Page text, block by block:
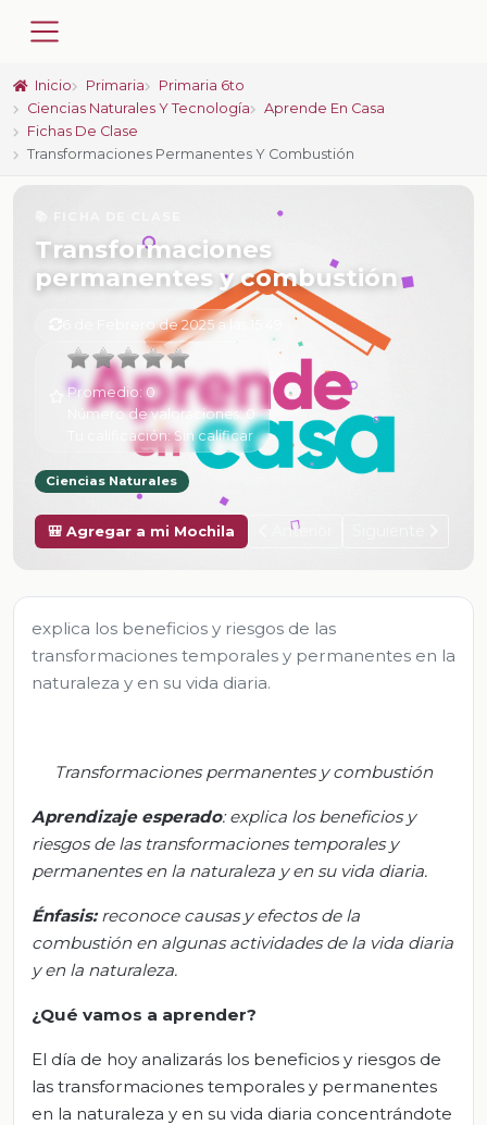
Inicio Primaria
Primaria 6to
Ciencias Naturales Y Tecnología
Aprende En Casa
Fichas De Clase
Transformaciones Permanentes Y Combustión
Transformaciones
permanentes y combustión
6 de Febrero de 2025 a las 15:49
Promedio: 0
Número de valoraciones:0
Tu calificación:Sin calificar
Ciencias Naturales
🎒 Agregar a mi Mochila Anterior
explica los beneficios y riesgos de las
transformaciones temporales y permanentes en la
naturaleza y en su vida diaria.
Transformacionespermanentes y combustión
Aprendizaje esperado:explica los beneficios y
riesgos de las transformaciones temporales y
permanentes en la naturaleza y en su vida diaria.
Énfasis: reconoce causas y efectos de la
combustión en algunas actividades de la vida diaria
y en la naturaleza.
¿Qué vamos a aprender?
El día de hoy analizarás los beneficios y riesgos de
las transformaciones temporales y permanentes
en la naturaleza y en su vida diaria concentrándote